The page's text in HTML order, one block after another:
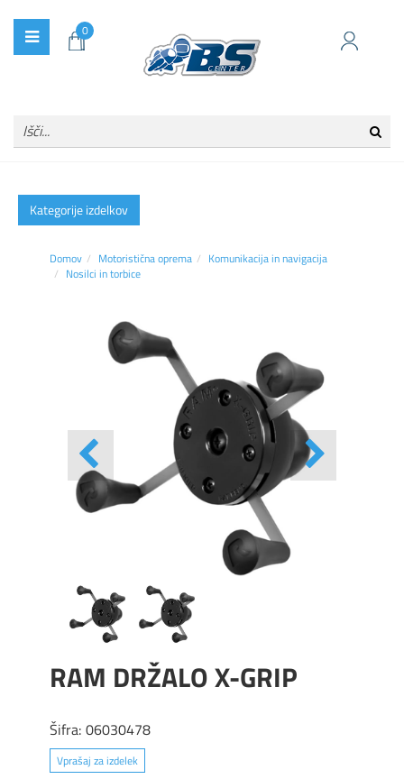
0
Kategorije izdelkov
Domov Motoristična oprema
Komunikacija in navigacija
Nosilci in torbice
RAM DRŽALO X-GRIP
Šifra: 06030478
Vprašaj za izdelek